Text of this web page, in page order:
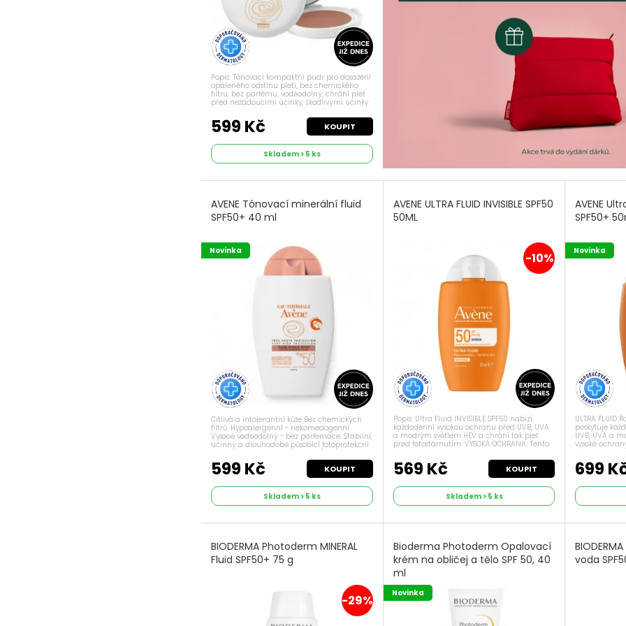
Popis: Tónovací kompaktní pudr pro dosažení
opáleného odstínu pleti, bez chemického
filtru, bez parfému, voděodolný, chrání pleť
před nežádoucími účinky, škodlivými účinky
slunečního záření díky sloučení vynikajících
složek: -Přírodní obalené...
599 Kč KOUPIT
Skladem > 5 ks
AVENE Tónovací minerální fluid
SPF50+ 40 ml
Novinka
Citlivá a intolerantní kůže Bez chemických
filtrů. Hypoalergenní - nekomedogenní.
Vysoce voděodolný - bez parfemace. Stabilní,
účinný a dlouhodobě působící fotoprotekční
systém. Obsahuje Pre-tokoferyl (silný
antioxidant). Termální voda...
599 Kč KOUPIT
Skladem > 5 ks
AVENE ULTRA FLUID INVISIBLE SPF50
50ML
-10%
Popis: Ultra Fluid INVISIBLE SPF50 nabízí
každodenní vysokou ochranu před UVB, UVA
a modrým světlem HEV a chrání tak pleť
před fotostárnutím. VYSOKÁ OCHRANA: Tento
sluneční filtr, který chrání před...
569 Kč KOUPIT
Skladem > 5 ks
AVENE
SPF50+
Novinka
ULTRA FLUID
poskytuje
UVB, UVA a
vysoké
nejen před
699
BIODERMA Photoderm MINERAL
Fluid SPF50+ 75 g
-29%
Bioderma Photoderm Opalovací
krém na obličej a tělo SPF 50, 40
ml
Novinka
voda